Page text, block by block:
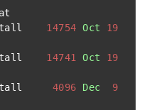
14754 Oct
19
14741 Oct
19
4096 Dec
9